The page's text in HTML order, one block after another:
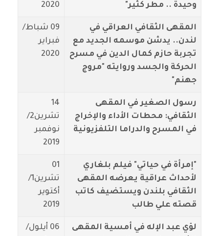
وحيدة .. مطر كثير"
2020
المقهى الثقافي العراقي في
لندن.. يدشن موسمه الجديد مع
تجربة حازم كمال الدين في مسرح
الحركة والجسد وروايته "مروج
جهنم"
09 شباط/
فبراير
2020
رسول الصغير في المقهى
الثقافي: محطات الأداء والإخراج
في المسرح والدراما التلفزيونية
14
تشرين2/
نوفمبر
2019
"إمرأة في حياتي" فيلم بلغاري
لأحداث عراقية يعرضه المقهى
الثقافي بلندن ويستضيف كاتب
قصته علي طالب
01
تشرين1/
أكتوير
2019
لؤي عبد الإله في أمسية المقهى
06 أيلول/